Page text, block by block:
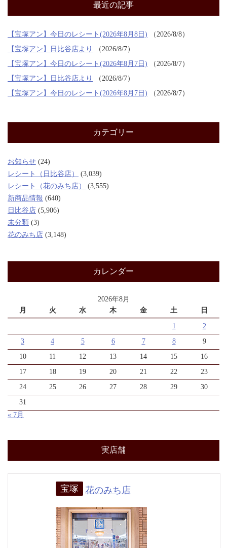
最近の記事
【宝塚アン】今日のレシート(2026年8月8日)
2026/8/8
【宝塚アン】日比谷店より
2026/8/7
【宝塚アン】今日のレシート(2026年8月7日)
2026/8/7
【宝塚アン】日比谷店より
2026/8/7
【宝塚アン】今日のレシート(2026年8月7日)
2026/8/7
カテゴリー
お知らせ (24)
レシート（日比谷店）
(3,039)
レシート（花のみち店）
(3,555)
新商品情報 (640)
日比谷店 (5,906)
未分類 (3)
花のみち店 (3,148)
カレンダー
2026年8月
月
火 水 木 金 土 日
1
2
3
4 5 6 7 8
9
10
11 12 13 14 15
16
17
18 19 20 21 22
23
24
25 26 27 28 29
30
31
« 7月
実店舗
宝塚 花のみち店